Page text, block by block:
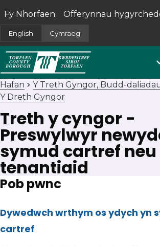
English Cymraeg
Fy Nhorfaen
(yn agor mewn tab newydd)
Offerynnau
Hafan
Y Treth Gyngor, Budd-
Y Dreth Gyngor
Treth y cyngor -
Preswylwyr
symud cartref neu
tenantiaid
Pob pwnc
Dywedwch wrthym os ydych yn
cartref